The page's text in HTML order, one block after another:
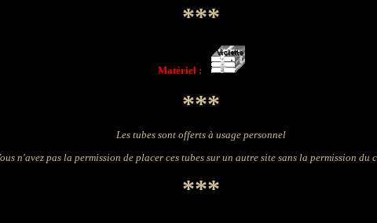
***
Matériel :
***
Les tubes sont offerts à usage personnel
n'avez pas la permission de placer ces tubes sur un autre site sans la permission du
***